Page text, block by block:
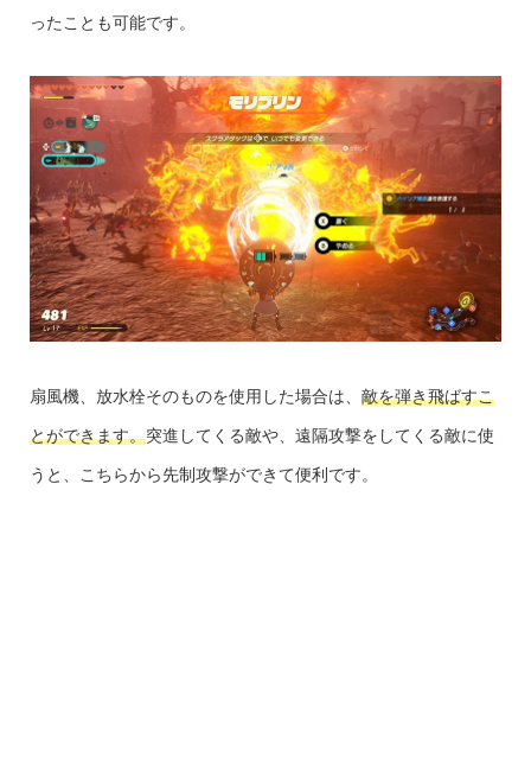
ったことも可能です。
扇風機、放水栓そのものを使用した場合は、 敵を弾き飛ばすこ
とができます。突進してくる敵や、遠隔攻撃をしてくる敵に使
うと、こちらから先制攻撃ができて便利です。